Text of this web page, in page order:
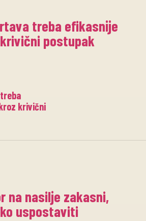
treba efikasnije
postupak
krivični
na nasilje zakasni,
uspostaviti